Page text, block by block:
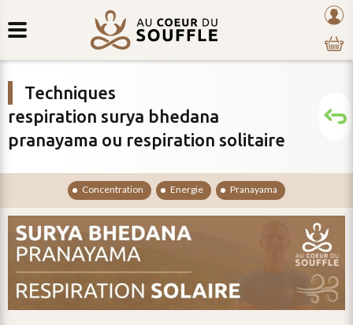
au
contenu
coeur
du
souffle
mon
Techniques
respiration surya bhedana
pranayama ou respiration solitaire
concentration energie pranayama